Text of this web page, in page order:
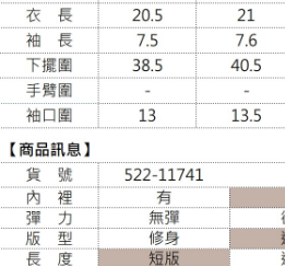
大嘴鳥宅配通
每筆NT$100，滿NT$988(含以上)免運費
貨到付款
每筆NT$120